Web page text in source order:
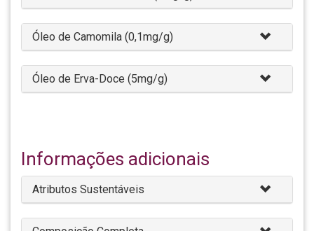
Óleo de Camomila (0,1mg/g)
Óleo de Erva-Doce (5mg/g)
Informações adicionais
Atributos Sustentáveis